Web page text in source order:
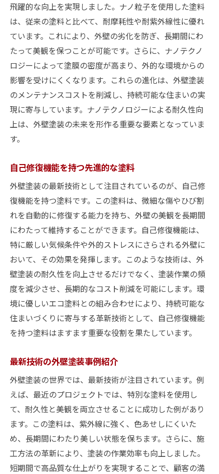
飛躍的な向上を実現しました。ナノ粒子を使用した塗料
は、従来の塗料と比べて、耐摩耗性や耐紫外線性に優れ
ています。これにより、外壁の劣化を防ぎ、長期間にわ
たって美観を保つことが可能です。さらに、ナノテクノ
ロジーによって塗膜の密度が高まり、外的な環境からの
影響を受けにくくなります。これらの進化は、外壁塗装
のメンテナンスコストを削減し、持続可能な住まいの実
現に寄与しています。ナノテクノロジーによる耐久性向
上は、外壁塗装の未来を形作る重要な要素となっていま
す。
自己修復機能を持つ先進的な塗料
外壁塗装の最新技術として注目されているのが、自己修
復機能を持つ塗料です。この塗料は、微細な傷やひび割
れを自動的に修復する能力を持ち、外壁の美観を長期間
にわたって維持することができます。自己修復機能は、
特に厳しい気候条件や外的ストレスにさらされる外壁に
おいて、その効果を発揮します。このような技術は、外
壁塗装の耐久性を向上させるだけでなく、塗装作業の頻
度を減少させ、長期的なコスト削減を可能にします。環
境に優しいエコ塗料との組み合わせにより、持続可能な
住まいづくりに寄与する革新技術として、自己修復機能
を持つ塗料はますます重要な役割を果たしています。
最新技術の外壁塗装事例紹介
外壁塗装の世界では、最新技術が注目されています。例
えば、最近のプロジェクトでは、特別な塗料を使用し
て、耐久性と美観を両立させることに成功した例があり
ます。この塗料は、紫外線に強く、色あせしにくいた
め、長期間にわたり美しい状態を保ちます。さらに、施
工方法の革新により、塗装の作業効率も向上しました。
短期間で高品質な仕上がりを実現することで、顧客の満